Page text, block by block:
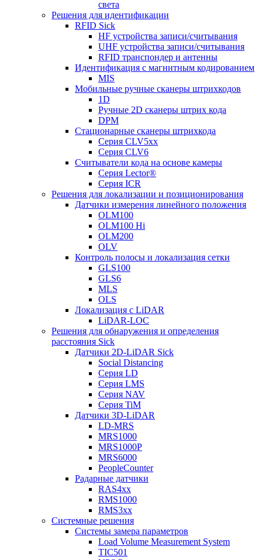
света
Решения для идентификации
RFID Sick
HF устройства записи/считывания
UHF устройства записи/считывания
RFID транспондер и антенны
Идентификация с магнитным кодированием
MIS
Мобильные ручные сканеры штрихкодов
1D
Ручные 2D сканеры штрих кода
DPM
Стационарные сканеры штрихкода
Серия CLV5xx
Серия CLV6
Считыватели кода на основе камеры
Серия Lector®
Серия ICR
Решения для локализации и позиционирования
Датчики измерения линейного положения
OLM100
OLM100 Hi
OLM200
OLV
Контроль полосы и локализация сетки
GLS100
GLS6
MLS
OLS
Локализация с LiDAR
LiDAR-LOC
Решения для обнаружения и определения
расстояния Sick
Датчики 2D-LiDAR Sick
Social Distancing
Серия LD
Серия LMS
Серия NAV
Серия TiM
Датчики 3D-LiDAR
LD-MRS
MRS1000
MRS1000P
MRS6000
PeopleCounter
Радарные датчики
RAS4xx
RMS1000
RMS3xx
Системные решения
Системы замера параметров
Load Volume Measurement System
TIC501